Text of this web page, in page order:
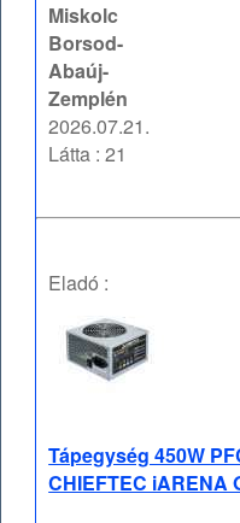
Miskolc
Borsod-
Abaúj-
Zemplén
2026.07.21.
Látta : 21
Eladó :
Tápegység 450W
CHIEFTEC iARENA